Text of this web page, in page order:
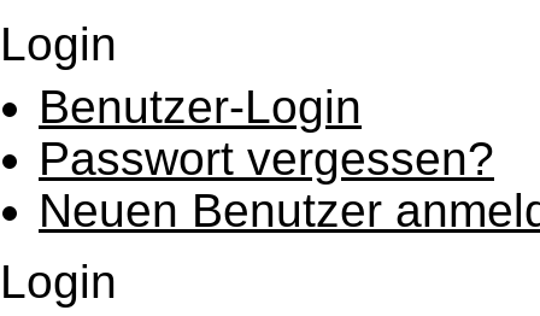
Login
Benutzer-Login
Passwort vergessen?
Neuen Benutzer
Login